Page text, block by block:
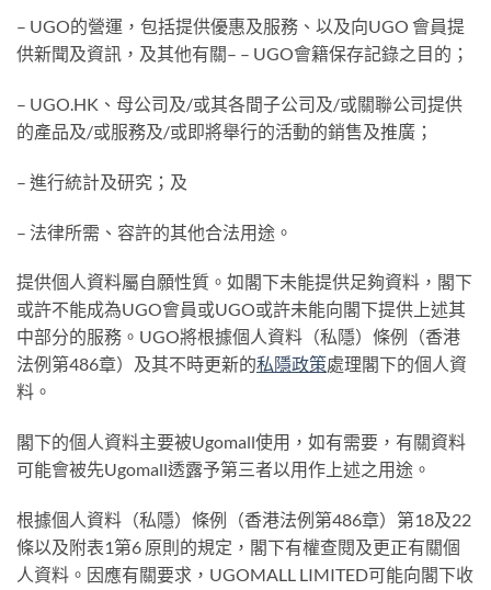
– UGO的營運，包括提供優惠及服務、以及向UGO 會員提
供新聞及資訊，及其他有關– – UGO會籍保存記錄之目的；
– UGO.HK、母公司及/或其各間子公司及/或關聯公司提供
的產品及/或服務及/或即將舉行的活動的銷售及推廣；
– 進行統計及研究；及
– 法律所需、容許的其他合法用途。
提供個人資料屬自願性質。如閣下未能提供足夠資料，閣下
或許不能成為UGO會員或UGO或許未能向閣下提供上述其
中部分的服務。UGO將根據個人資料（私隱）條例（香港
法例第486章）及其不時更新的私隱政策處理閣下的個人資
料。
閣下的個人資料主要被Ugomall使用，如有需要，有關資料
可能會被先Ugomall透露予第三者以用作上述之用途。
根據個人資料（私隱）條例（香港法例第486章）第18及22
條以及附表1第6 原則的規定，閣下有權查閱及更正有關個
人資料。因應有關要求，UGOMALL LIMITED可能向閣下收